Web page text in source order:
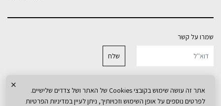
×
אתר זה עושה שימוש בקובצי Cookies של האתר ושל צדדים שלישיים.
לפרטים נוספים על אופן השימוש וזכויותיך, ניתן לעיין במדיניות הפרטיות
שמרו על קשר
אחריות למוצרים
מדיניות משלוחים
עלינו
המותגים